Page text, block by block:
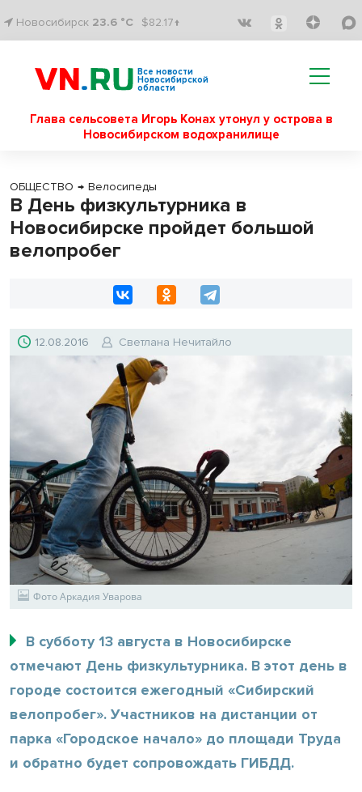
Новосибирск 23.6 °C $82.17↑
Все новости
Новосибирской
области
Глава сельсовета Игорь Конах утонул у острова в
Новосибирском водохранилище
ОБЩЕСТВО → Велосипеды
В День физкультурника в
Новосибирске пройдет большой
велопробег
12.08.2016 Светлана Нечитайло
Фото Аркадия Уварова
В субботу 13 августа в Новосибирске
отмечают День физкультурника. В этот день в
городе состоится ежегодный «Сибирский
велопробег». Участников на дистанции от
парка «Городское начало» до площади Труда
и обратно будет сопровождать ГИБДД.